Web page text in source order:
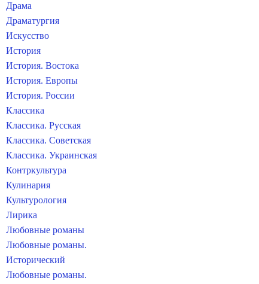
Драма
Драматургия
Искусство
История
История. Востока
История. Европы
История. России
Классика
Классика. Русская
Классика. Советская
Классика. Украинская
Контркультура
Кулинария
Культурология
Лирика
Любовные романы
Любовные романы.
Исторический
Любовные романы.